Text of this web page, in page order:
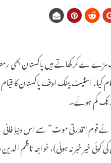
اسٹیٹ بینک اوف پاکستان کا قیام
تک کم ہوئے۔
بابائے قوم "قدرتی موت” سے اس
کوئی خیر خبر نہ ہوئی)، خواجہ ناظم